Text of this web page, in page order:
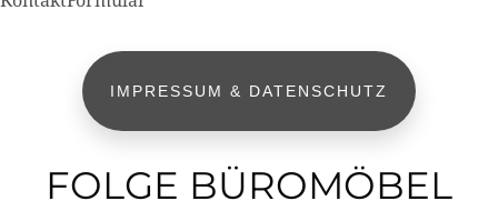
IMPRESSUM & DATENSCHUTZ
FOLGE BÜROMÖBEL